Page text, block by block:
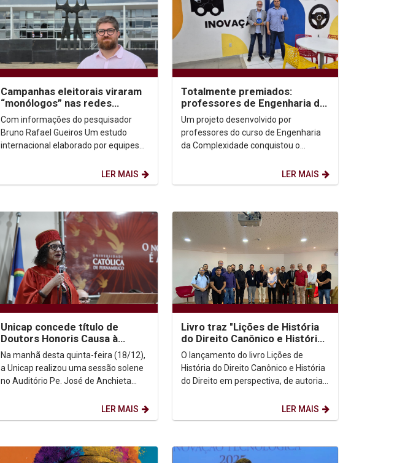
Campanhas eleitorais viraram
“monólogos” nas redes
sociais, aponta estudo
internacional com dados...
Com informações do pesquisador
Bruno Rafael Gueiros Um estudo
internacional elaborado por equipes
ibero-americanas analisou...LER MAIS
Totalmente premiados:
professores de Engenharia da
Complexidade conquistam 1º
lugar no Prêmio...
Um projeto desenvolvido por
professores do curso de Engenharia
da Complexidade conquistou o
LER MAIS
Unicap concede título de
Doutors Honoris Causa à
ministra Luciana Santos
Na manhã desta quinta-feira (18/12),
a Unicap realizou uma sessão solene
no Auditório Pe. José de Anchieta
LER MAIS
Livro traz "Lições de História
do Direito Canônico e História
do Direito em perspectiva"
O lançamento do livro Lições de
História do Direito Canônico e História
do Direito em perspectiva, de autoria
LER MAIS